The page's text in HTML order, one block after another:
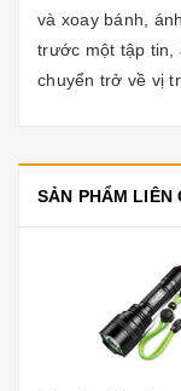
và xoay bánh,
trước một tập tin,
chuyển trở về vị
SẢN PHẨM LIÊN